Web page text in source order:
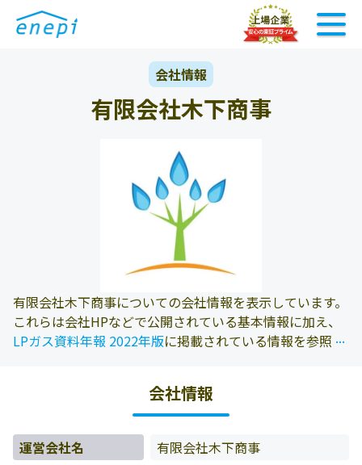
会社情報
有限会社木下商事
有限会社木下商事についての会社情報を表示しています。
これらは会社HPなどで公開されている基本情報に加え、
LPガス資料年報 2022年版に掲載されている情報を参照し
...
...
会社情報
運営会社名 有限会社木下商事